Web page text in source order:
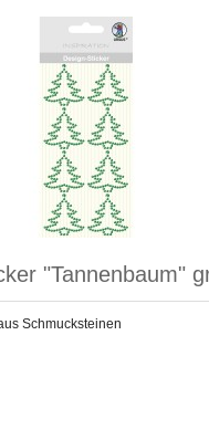
"Tannenbaum"
Schmucksteinen